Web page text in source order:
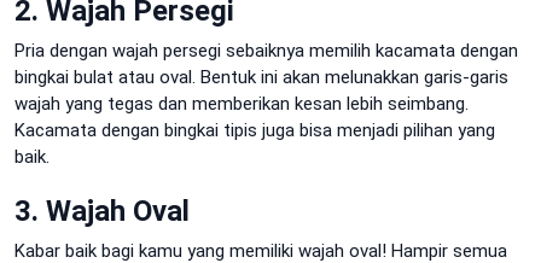
2. Wajah Persegi
Pria dengan wajah persegi sebaiknya memilih kacamata dengan
bingkai bulat atau oval. Bentuk ini akan melunakkan garis-garis
wajah yang tegas dan memberikan kesan lebih seimbang.
Kacamata dengan bingkai tipis juga bisa menjadi pilihan yang
baik.
3. Wajah Oval
Kabar baik bagi kamu yang memiliki wajah oval! Hampir semua